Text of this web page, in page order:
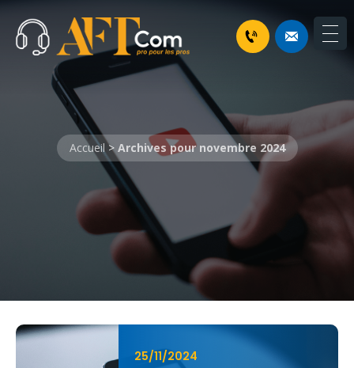
Accueil > Archives pour novembre 2024
25/11/2024